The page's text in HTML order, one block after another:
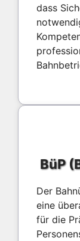
dass
BüP
Der
eine
für die